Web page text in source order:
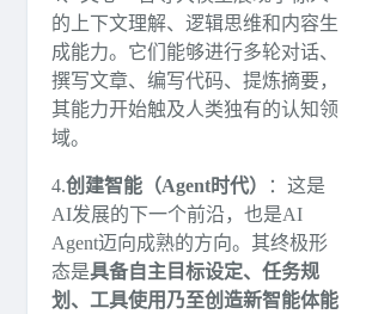
的上下文理解、逻辑思维和内容生
成能力。它们能够进行多轮对话、
撰写文章、编写代码、提炼摘要，
其能力开始触及人类独有的认知领
域。
4.创建智能（Agent时代）
：这是
AI发展的下一个前沿，也是AI
Agent迈向成熟的方向。其终极形
态是具备自主目标设定、任务规
划、工具使用乃至创造新智能体能